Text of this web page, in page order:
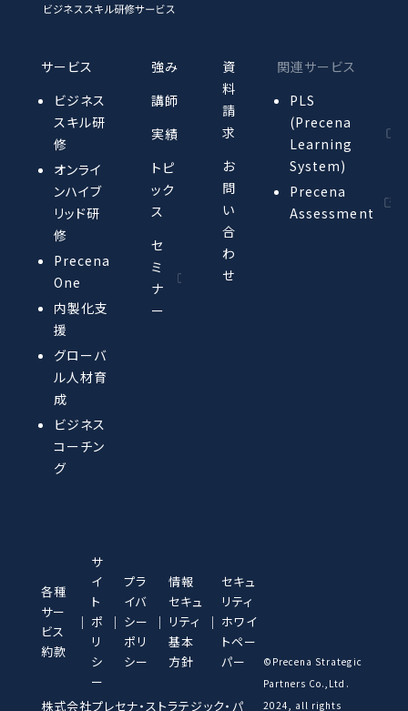
サービス
ビジネス
スキル研
修
オンライ
ンハイブ
リッド研
修
Precena
One
内製化支
援
グローバ
ル人材育
成
ビジネス
コーチン
グ
強み
講師
実績
トピ
ック
ス
セ
ミ
ナ
ー
資
料
請
求
お
問
い
合
わ
せ
関連サービス
PLS
(Precena
Learning
System)
Precena
Assessment
各種
サー
ビス
約款
サ
イ
ト
ポ
リ
シ
ー
プラ
イバ
シー
ポリ
シー
情報
セキュ
リティ
基本
方針
セキュ
リティ
ホワイ
トペー
パー
株式会社プレセナ・ストラテジック・パ
©︎Precena Strategic
Partners Co.,Ltd.
2024, all rights